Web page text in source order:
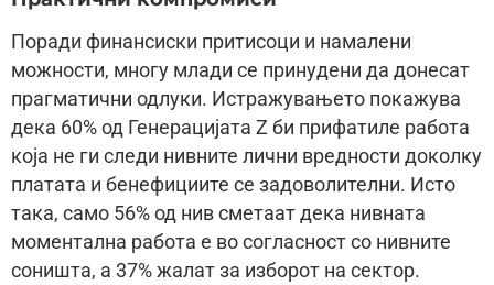
Поради финансиски притисоци и намалени
можности, многу млади се принудени да донесат
прагматични одлуки. Истражувањето покажува
дека 60% од Генерацијата Z би прифатиле работа
која не ги следи нивните лични вредности доколку
платата и бенефициите се задоволителни. Исто
така, само 56% од нив сметаат дека нивната
моментална работа е во согласност со нивните
соништа, а 37% жалат за изборот на сектор.